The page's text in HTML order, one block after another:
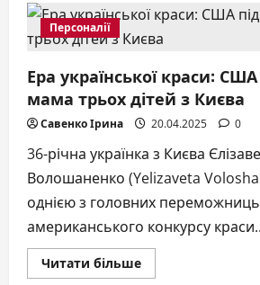
у
Каннах:
українська
артистка
обличчям
нового
покоління
культурного
фронту
Персоналії
Ера української краси:
мама трьох дітей з Києва
Савенко Ірина 20.04.2025 0
36-річна українка з Києва
Волошаненко (Yelizaveta
однією з головних
американського конкурсу
Читати більшеДокладніше
про